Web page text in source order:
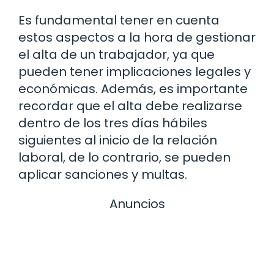
Es fundamental tener en cuenta
estos aspectos a la hora de gestionar
el alta de un trabajador, ya que
pueden tener implicaciones legales y
económicas. Además, es importante
recordar que el alta debe realizarse
dentro de los tres días hábiles
siguientes al inicio de la relación
laboral, de lo contrario, se pueden
aplicar sanciones y multas.
Anuncios